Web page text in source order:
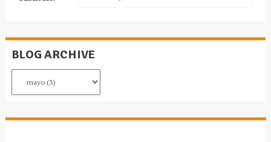
BLOG ARCHIVE